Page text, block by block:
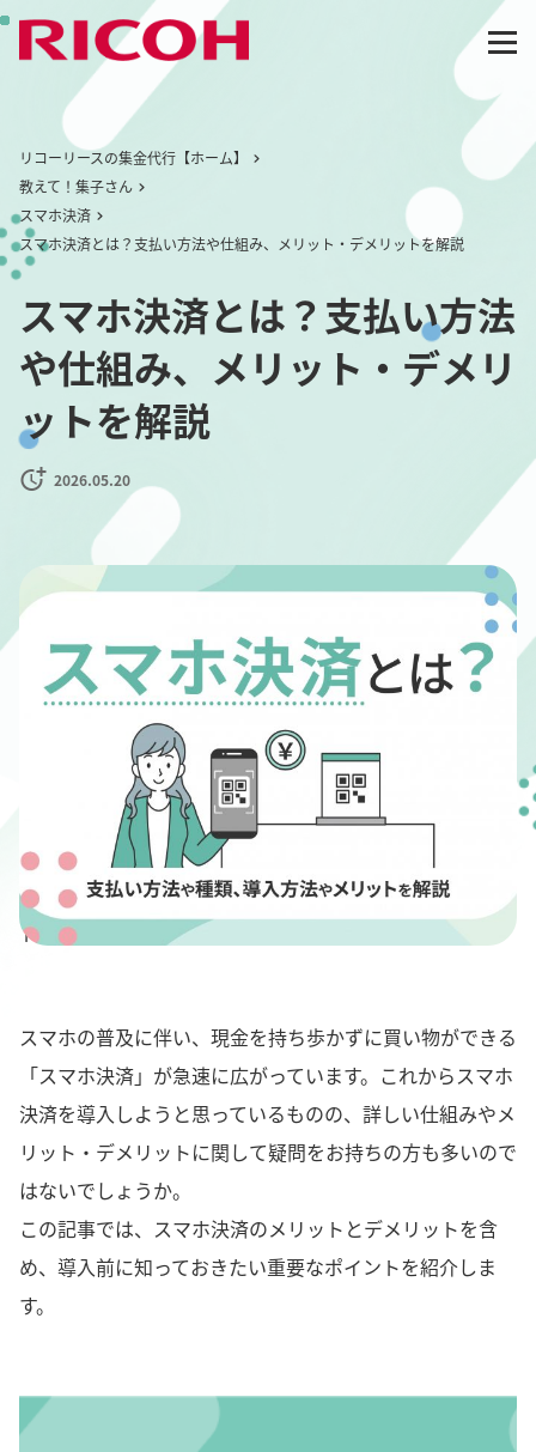
リコーリースの集金代行【ホーム】
教えて！集子さん
スマホ決済
スマホ決済とは？支払い方法や仕組み、メリット・デメリットを解説
スマホ決済とは？支払い方法
や仕組み、メリット・デメリ
ットを解説
2026.05.20
" alt="スマホ決済とは？支払い方法や仕組み、メリッ
ト・デメリットを解説">
スマホの普及に伴い、現金を持ち歩かずに買い物ができる
「スマホ決済」が急速に広がっています。これからスマホ
決済を導入しようと思っているものの、詳しい仕組みやメ
リット・デメリットに関して疑問をお持ちの方も多いので
はないでしょうか。
この記事では、スマホ決済のメリットとデメリットを含
め、導入前に知っておきたい重要なポイントを紹介しま
す。